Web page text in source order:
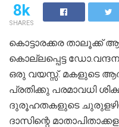
8k
SHARES
കൊട്ടാരക്കര താലൂക്ക്
കൊല്ലപ്പെട്ട
ഒരു വയസ്സ്. മകളുടെ
പ്രതിക്കു പരമാവധി
ദുരൂഹതകളുടെ
ദാസിന്റെ